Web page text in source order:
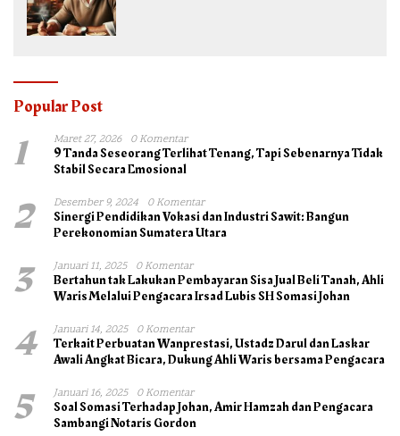
Popular Post
1 Maret 27, 2026 0 Komentar
9 Tanda Seseorang Terlihat Tenang, Tapi Sebenarnya Tidak
Stabil Secara Emosional
2 Desember 9, 2024 0 Komentar
Sinergi Pendidikan Vokasi dan Industri Sawit: Bangun
Perekonomian Sumatera Utara
3 Januari 11, 2025 0 Komentar
Bertahun tak Lakukan Pembayaran Sisa Jual Beli Tanah, Ahli
Waris Melalui Pengacara Irsad Lubis SH Somasi Johan
4 Januari 14, 2025 0 Komentar
Terkait Perbuatan Wanprestasi, Ustadz Darul dan Laskar
Awali Angkat Bicara, Dukung Ahli Waris bersama Pengacara
5 Januari 16, 2025 0 Komentar
Soal Somasi Terhadap Johan, Amir Hamzah dan Pengacara
Sambangi Notaris Gordon